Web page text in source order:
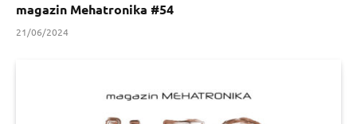
magazin Mehatronika #54
21/06/2024